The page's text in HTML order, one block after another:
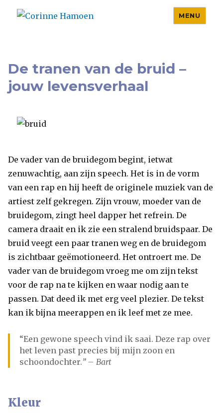
MENU
De tranen van de bruid –
jouw levensverhaal
De vader van de bruidegom begint, ietwat
zenuwachtig, aan zijn speech. Het is in de vorm
van een rap en hij heeft de originele muziek van de
artiest zelf gekregen. Zijn vrouw, moeder van de
bruidegom, zingt heel dapper het refrein. De
camera draait en ik zie een stralend bruidspaar. De
bruid veegt een paar tranen weg en de bruidegom
is zichtbaar geëmotioneerd. Het ontroert me. De
vader van de bruidegom vroeg me om zijn tekst
voor de rap na te kijken en waar nodig aan te
passen. Dat deed ik met erg veel plezier. De tekst
kan ik bijna meerappen en ik leef met ze mee.
“Een gewone speech vind ik saai. Deze rap over
het leven past precies bij mijn zoon en
schoondochter.” – Bart
Kleur